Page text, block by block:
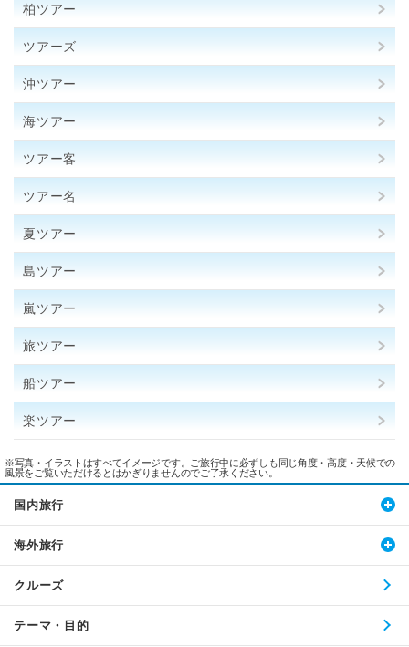
柏ツアー
ツアーズ
沖ツアー
海ツアー
ツアー客
ツアー名
夏ツアー
島ツアー
嵐ツアー
旅ツアー
船ツアー
楽ツアー
※写真・イラストはすべてイメージです。ご旅行中に必ずしも同じ角度・高度・天候での
風景をご覧いただけるとはかぎりませんのでご了承ください。
国内旅行
海外旅行
クルーズ
テーマ・目的